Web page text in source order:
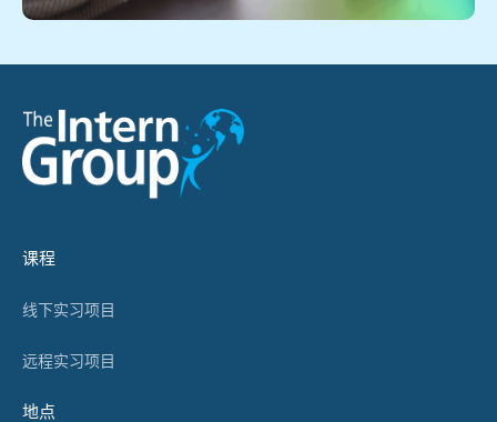
课程
线下实习项目
远程实习项目
地点